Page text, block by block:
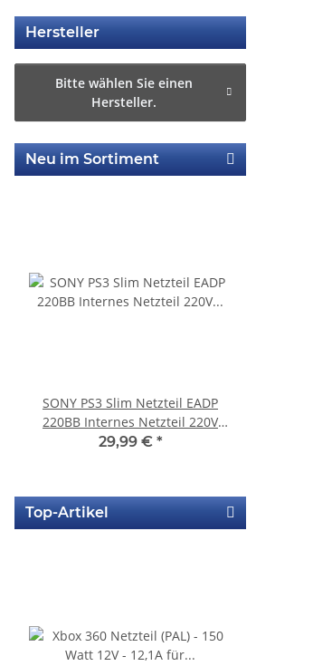
Hersteller
Bitte wählen Sie einen
Hersteller.
Neu im Sortiment
SONY PS3 Slim Netzteil EADP
220BB Internes Netzteil 220V
gebraucht
29,99 € *
Top-Artikel